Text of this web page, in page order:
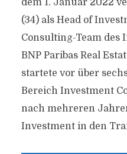
dem 1. Januar 2022
(34) als Head of
Consulting-Team des
BNP Paribas Real
startete vor über
Bereich Investment
nach mehreren
Investment in den